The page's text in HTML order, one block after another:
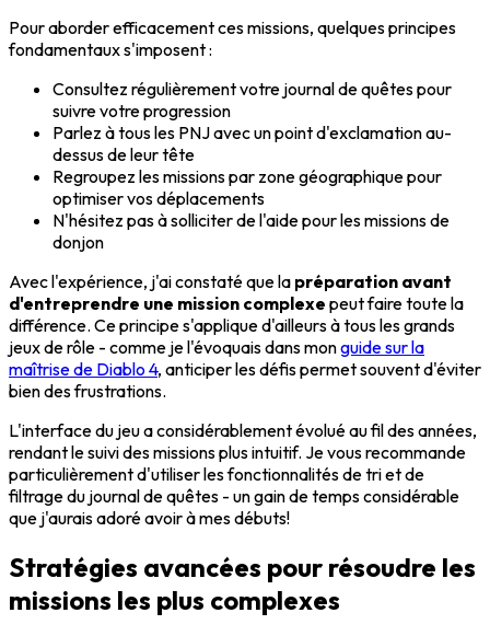
Pour aborder efficacement ces missions, quelques principes
fondamentaux s'imposent :
Consultez régulièrement votre journal de quêtes pour
suivre votre progression
Parlez à tous les PNJ avec un point d'exclamation au-
dessus de leur tête
Regroupez les missions par zone géographique pour
optimiser vos déplacements
N'hésitez pas à solliciter de l'aide pour les missions de
donjon
Avec l'expérience, j'ai constaté que la préparation avant
d'entreprendre une mission complexe peut faire toute la
différence. Ce principe s'applique d'ailleurs à tous les grands
jeux de rôle - comme je l'évoquais dans monguide sur la
maîtrise de Diablo 4, anticiper les défis permet souvent d'éviter
bien des frustrations.
L'interface du jeu a considérablement évolué au fil des années,
rendant le suivi des missions plus intuitif. Je vous recommande
particulièrement d'utiliser les fonctionnalités de tri et de
filtrage du journal de quêtes - un gain de temps considérable
que j'aurais adoré avoir à mes débuts!
Stratégies avancées pour résoudre les
missions les plus complexes